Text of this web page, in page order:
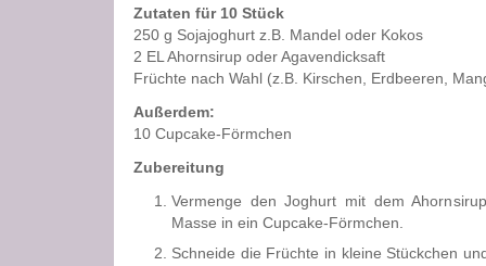
Zutaten für 10 Stück
250 g Sojajoghurt z.B. Mandel oder Kokos
2 EL Ahornsirup oder Agavendicksaft
Früchte nach Wahl (z.B. Kirschen, Erdbeeren,
Außerdem:
10 Cupcake-Förmchen
Zubereitung
Vermenge den Joghurt mit dem
Masse in ein Cupcake-Förmchen.
Schneide die Früchte in kleine Stückchen